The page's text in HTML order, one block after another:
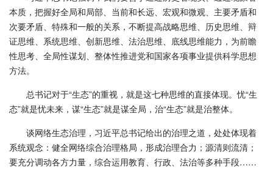
本质，把握好全局和局部、当前和长远、宏观和微观、主要矛盾和
次要矛盾、特殊和一般的关系，不断提高战略思维、历史思维、辩
证思维、系统思维、创新思维、法治思维、底线思维能力，为前瞻
性思考、全局性谋划、整体性推进党和国家各项事业提供科学思想
方法。
总书记对于“生态”的重视，就是这七种思维的直接体现。忧“生
态”就是忧未来，谋“生态”就是谋全局，治“生态”就是治整体。
谈网络生态治理，习近平总书记给出的治理之道，处处体现着
系统观念：健全网络综合治理格局，形成治理合力；源清则流清；
要充分调动各方力量，综合运用教育、行政、法治等多种手段……